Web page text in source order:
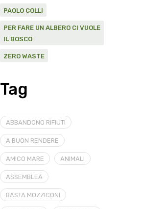
PAOLO COLLI
PER FARE UN ALBERO CI VUOLE
IL BOSCO
ZERO WASTE
Tag
ABBANDONO RIFIUTI
A BUON RENDERE
AMICO MARE ANIMALI
ASSEMBLEA
BASTA MOZZICONI